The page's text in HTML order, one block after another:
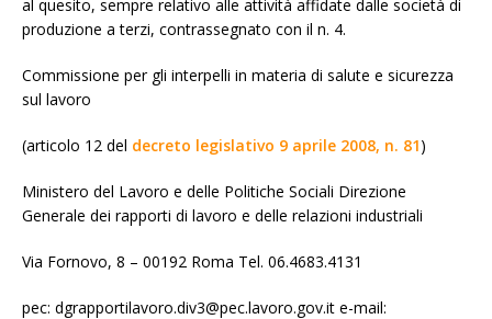
al quesito, sempre relativo alle attività affidate dalle società di
produzione a terzi, contrassegnato con il n. 4.
Commissione per gli interpelli in materia di salute e sicurezza
sul lavoro
(articolo 12 del decreto legislativo 9 aprile 2008, n. 81)
Ministero del Lavoro e delle Politiche Sociali Direzione
Generale dei rapporti di lavoro e delle relazioni industriali
Via Fornovo, 8 – 00192 Roma Tel. 06.4683.4131
pec: dgrapportilavoro.div3@pec.lavoro.gov.it e-mail: